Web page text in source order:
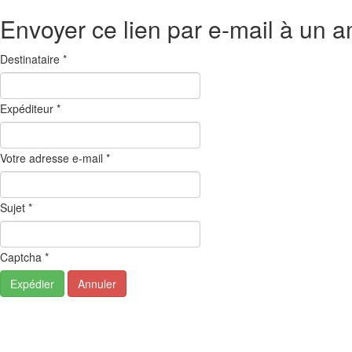
Envoyer ce lien par e-mail à un
Destinataire *
Expéditeur *
Votre adresse e-mail *
Sujet *
Captcha *
Expédier
Annuler